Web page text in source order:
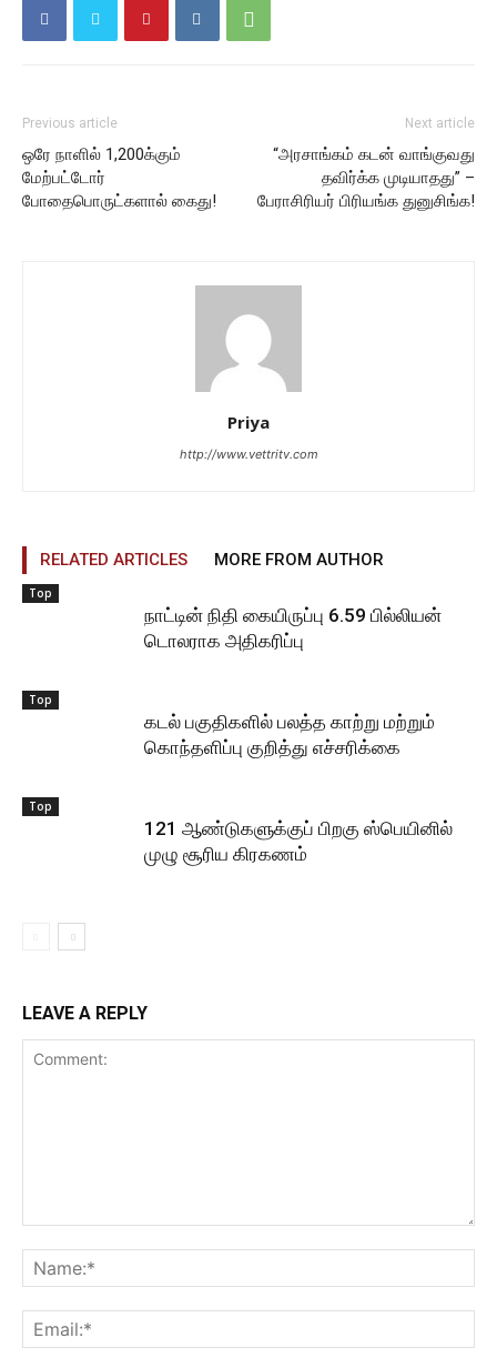
Previous article
ஒரே நாளில் 1,200க்கும்
மேற்பட்டோர்
போதைபொருட்களால் கைது!
Next article
“அரசாங்கம் கடன் வாங்குவது
தவிர்க்க முடியாதது” –
பேராசிரியர் பிரியங்க துனுசிங்க!
Priya
http://www.vettritv.com
RELATED ARTICLES MORE FROM AUTHOR
Top
நாட்டின் நிதி கையிருப்பு 6.59 பில்லியன்
டொலராக அதிகரிப்பு
Top
கடல் பகுதிகளில் பலத்த காற்று மற்றும்
கொந்தளிப்பு குறித்து எச்சரிக்கை
Top
121 ஆண்டுகளுக்குப் பிறகு ஸ்பெயினில்
முழு சூரிய கிரகணம்
LEAVE A REPLY